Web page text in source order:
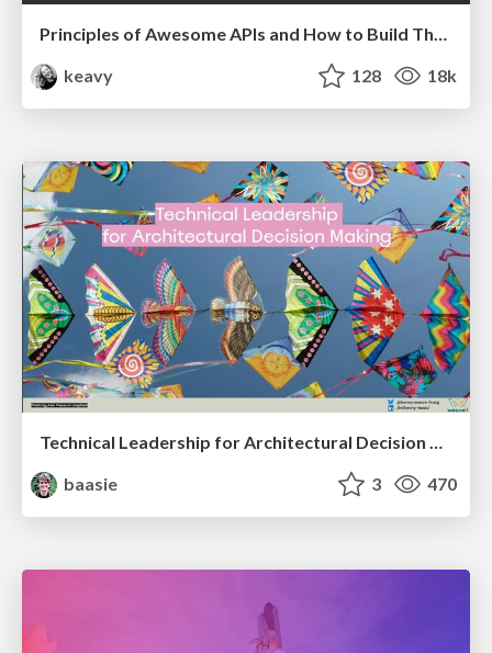
Principles of Awesome APIs and How to Build Them.
keavy
128 18k
Technical Leadership for Architectural Decision Making
baasie
3 470